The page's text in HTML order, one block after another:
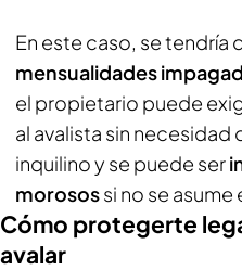
En este caso, se tendría
mensualidades
el propietario puede
al avalista sin
inquilino y se puede ser
morosossi no se asume
Cómo protegerte
avalar